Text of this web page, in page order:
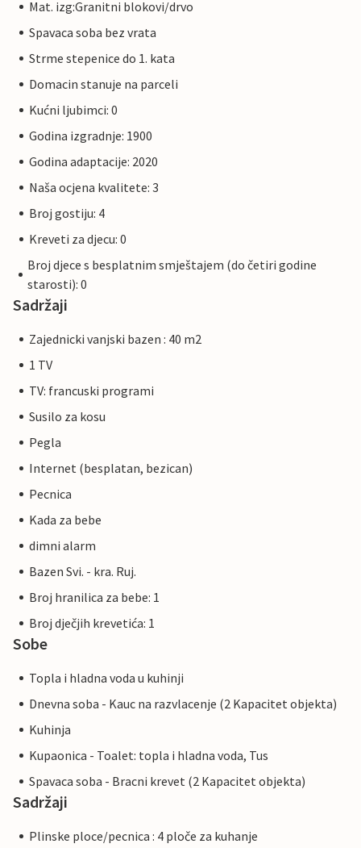
Mat. izg:Granitni blokovi/drvo
Spavaca soba bez vrata
Strme stepenice do 1. kata
Domacin stanuje na parceli
Kućni ljubimci: 0
Godina izgradnje: 1900
Godina adaptacije: 2020
Naša ocjena kvalitete: 3
Broj gostiju: 4
Kreveti za djecu: 0
Broj djece s besplatnim smještajem (do četiri godine
starosti): 0
Sadržaji
Zajednicki vanjski bazen : 40 m2
1 TV
TV: francuski programi
Susilo za kosu
Pegla
Internet (besplatan, bezican)
Pecnica
Kada za bebe
dimni alarm
Bazen Svi. - kra. Ruj.
Broj hranilica za bebe: 1
Broj dječjih krevetića: 1
Sobe
Topla i hladna voda u kuhinji
Dnevna soba - Kauc na razvlacenje (2 Kapacitet objekta)
Kuhinja
Kupaonica - Toalet: topla i hladna voda, Tus
Spavaca soba - Bracni krevet (2 Kapacitet objekta)
Sadržaji
Plinske ploce/pecnica : 4 ploče za kuhanje